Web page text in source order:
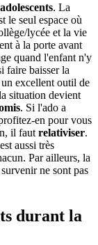
. La
le seul espace où
lycée et la vie
à la porte avant
quand l'enfant n'y
faire baisser la
excellent outil de
situation devient
. Si l'ado a
en pour vous
il faut relativiser.
aussi très
Par ailleurs, la
ne sont pas
durant la